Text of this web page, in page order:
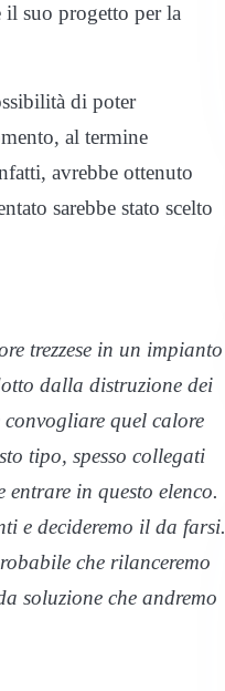
il suo progetto per la
di poter
al termine
avrebbe ottenuto
sarebbe stato scelto
trezzese in un impianto
dalla distruzione dei
quel calore
tipo, spesso collegati
in questo elenco.
e decideremo il da farsi.
che rilanceremo
soluzione che andremo